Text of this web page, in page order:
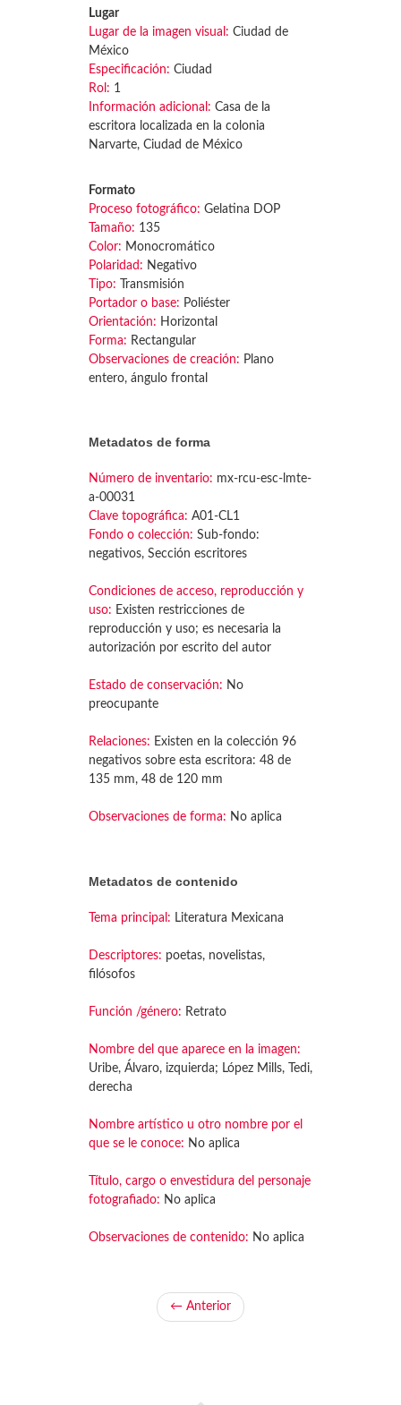
Lugar
Lugar de la imagen visual: Ciudad de
México
Especificación: Ciudad
Rol: 1
Información adicional: Casa de la
escritora localizada en la colonia
Narvarte, Ciudad de México
Formato
Proceso fotográfico: Gelatina DOP
Tamaño: 135
Color: Monocromático
Polaridad: Negativo
Tipo: Transmisión
Portador o base: Poliéster
Orientación: Horizontal
Forma: Rectangular
Observaciones de creación: Plano
entero, ángulo frontal
Metadatos de forma
Número de inventario: mx-rcu-esc-lmte-
a-00031
Clave topográfica: A01-CL1
Fondo o colección: Sub-fondo:
negativos, Sección escritores
Condiciones de acceso, reproducción y
uso: Existen restricciones de
reproducción y uso; es necesaria la
autorización por escrito del autor
Estado de conservación: No
preocupante
Relaciones: Existen en la colección 96
negativos sobre esta escritora: 48 de
135 mm, 48 de 120 mm
Observaciones de forma: No aplica
Metadatos de contenido
Tema principal: Literatura Mexicana
Descriptores: poetas, novelistas,
filósofos
Función /género: Retrato
Nombre del que aparece en la imagen:
Uribe, Álvaro, izquierda; López Mills, Tedi,
derecha
Nombre artístico u otro nombre por el
que se le conoce: No aplica
Título, cargo o envestidura del personaje
fotografiado: No aplica
Observaciones de contenido: No aplica
← Anterior